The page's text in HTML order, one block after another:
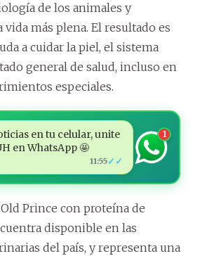
de los animales y
más plena. El resultado es
a cuidar la piel, el sistema
general de salud, incluso en
especiales.
en tu celular, unite
en WhatsApp 🤩
11:55✓✓
1
Prince con proteína de
disponible en las
del país, y representa una